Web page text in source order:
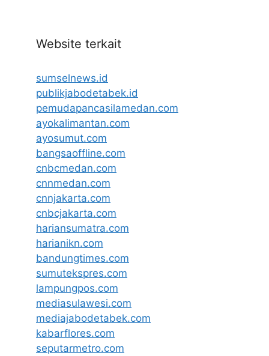
Website terkait
sumselnews.id
publikjabodetabek.id
pemudapancasilamedan.com
ayokalimantan.com
ayosumut.com
bangsaoffline.com
cnbcmedan.com
cnnmedan.com
cnnjakarta.com
cnbcjakarta.com
hariansumatra.com
harianikn.com
bandungtimes.com
sumutekspres.com
lampungpos.com
mediasulawesi.com
mediajabodetabek.com
kabarflores.com
seputarmetro.com